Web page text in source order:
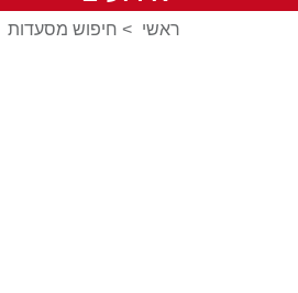
ראשי > חיפוש מסעדות